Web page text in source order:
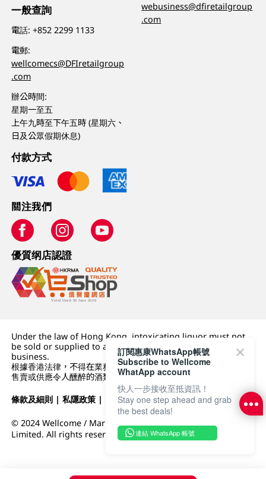
一般查詢
電話:+852 2299 1133
電郵:
wellcomecs@DFIretailgroup
.com
辦公時間:
星期一至五
上午九時至下午五時 (星期六、
日及公眾假期休息)
webusiness@dfiretailgroup
.com
付款方式
關注我們
優質纲店認證
Under the law of Hong Kong, intoxicating liquor must not
be sold or supplied to a minor (under 18) in the course of
business.
根據香港法律，不得在業務過程中，向未成年人 (18 歲以下人士)
售賣或供應令人醺醉的酒類。
條款及細則 |私隱政策 | DFI零售集團
© 2024 Wellcome / Market Place. The Dairy Farm Company
Limited. All rights reserved.
訂閱惠康WhatsApp帳號
Subscribe to Wellcome
WhatApp account
快人一步接收至抵資訊！
Stay one step ahead and grab
the best deals!
連結 WhatsApp 帳號